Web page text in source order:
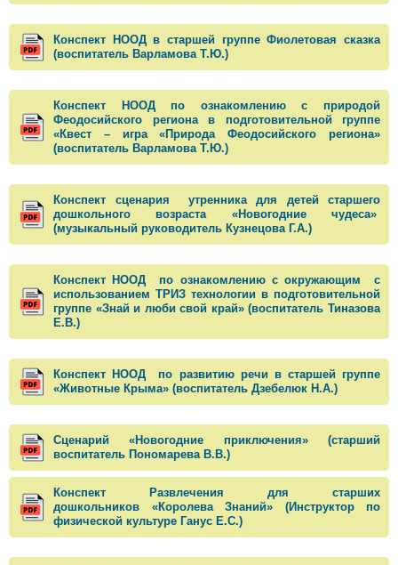
Конспект НООД в старшей группе Фиолетовая сказка
(воспитатель Варламова Т.Ю.)
Конспект НООД по ознакомлению с природой
Феодосийского региона в подготовительной группе
«Квест – игра «Природа Феодосийского региона»
(воспитатель Варламова Т.Ю.)
Конспект сценария утренника для детей старшего
дошкольного возраста «Новогодние чудеса»
(музыкальный руководитель Кузнецова Г.А.)
Конспект НООД по ознакомлению с окружающим с
использованием ТРИЗ технологии в подготовительной
группе «Знай и люби свой край» (воспитатель Тиназова
Е.В.)
Конспект НООД по развитию речи в старшей группе
«Животные Крыма» (воспитатель Дзебелюк Н.А.)
Сценарий «Новогодние приключения» (старший
воспитатель Пономарева В.В.)
Конспект Развлечения для старших
дошкольников «Королева Знаний» (Инструктор по
физической культуре Ганус Е.С.)